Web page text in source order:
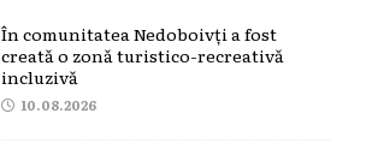
În comunitatea Nedoboivți a fost
creată o zonă turistico-recreativă
incluzivă
10.08.2026